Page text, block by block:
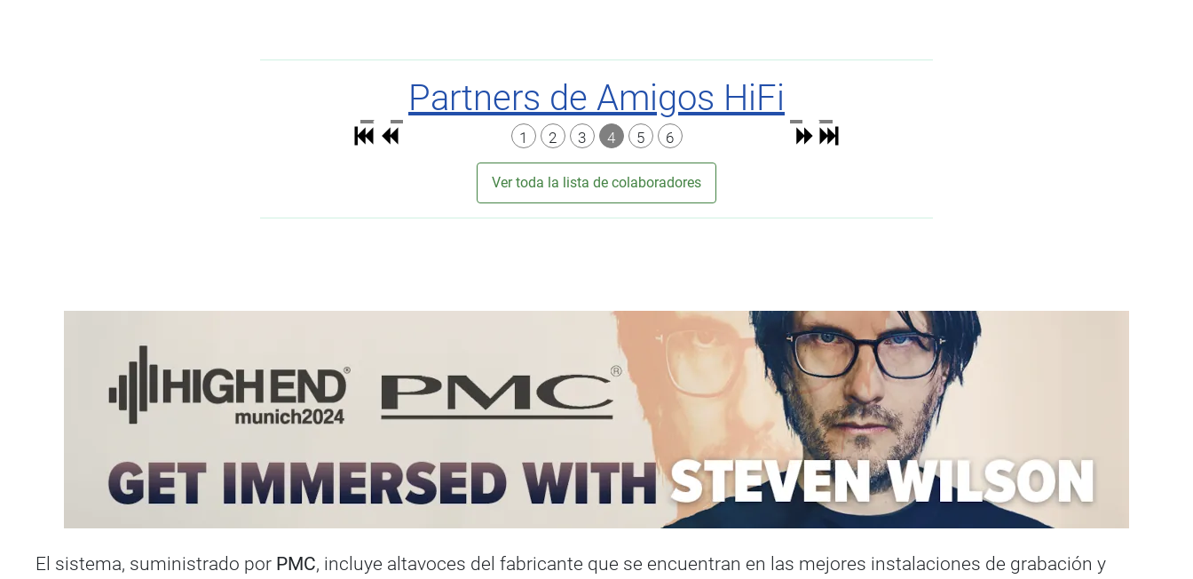
Partners de Amigos HiFi
1 2 3 4 5 6
Ver toda la lista de colaboradores
El sistema, suministrado por PMC, incluye altavoces del fabricante que se encuentran en las mejores instalaciones de grabación y